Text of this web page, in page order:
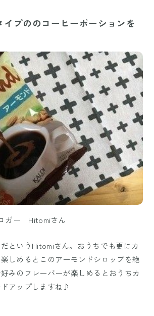
イプののコーヒーポーションを
ガー Hitomiさん
というHitomiさん。おうちでも更にカ
しめるとこのアーモンドシロップを絶
みのフレーバーが楽しめるとおうちカ
アップしますね♪